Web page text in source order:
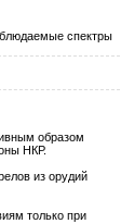
спектры
образом
НКР.
из орудий
только при